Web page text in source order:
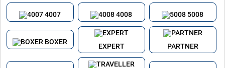
4007 4008 5008
BOXER
EXPERT PARTNER